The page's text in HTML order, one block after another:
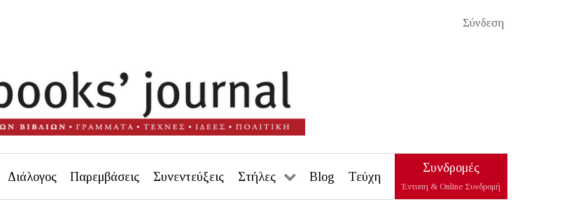
Σύνδεση
Διάλογος Παρεμβάσεις Συνεντεύξεις Στήλες Blog Τεύχη
Συνδρομές
Έντυπη & Online Συνδρομή